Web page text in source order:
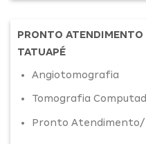
PRONTO
TATUAPÉ
Angiotomografia
Tomografia
Pronto Atendimento/